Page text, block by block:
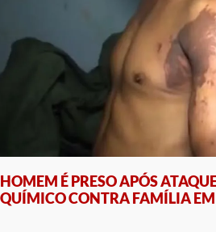
HOMEM É PRESO APÓS
QUÍMICO CONTRA FAMÍLIA